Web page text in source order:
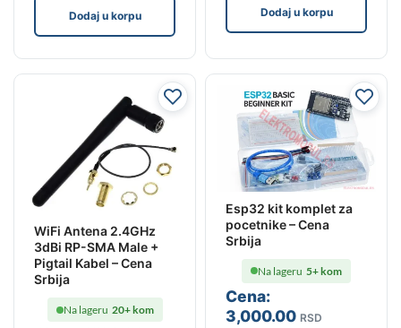
Dodaj u korpu Dodaj u korpu
WiFi Antena 2.4GHz
3dBi RP-SMA Male +
Pigtail Kabel – Cena
Srbija
Na lageru 20+ kom
Esp32 kit komplet za
pocetnike – Cena
Srbija
Cena:
3,000.00 RSD
Na lageru 5+ kom